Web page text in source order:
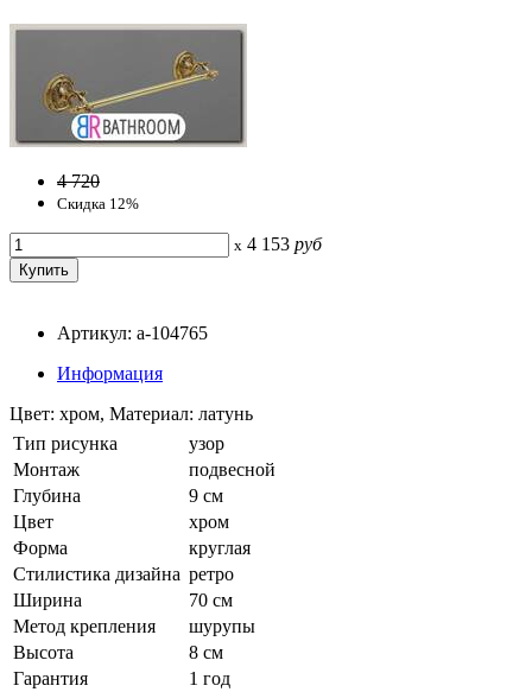
4 720
Скидка 12%
x 4 153 руб
Артикул: a-104765
Информация
Цвет: хром, Материал: латунь
Тип рисунка
узор
Монтаж
подвесной
Глубина
9 см
Цвет
хром
Форма
круглая
Стилистика дизайна ретро
Ширина
70 см
Метод крепления
шурупы
Высота
8 см
Гарантия
1 год